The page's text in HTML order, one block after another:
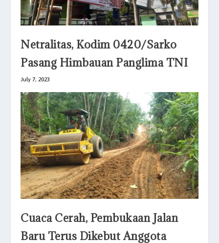
Netralitas, Kodim 0420/Sarko
Pasang Himbauan Panglima TNI
July 7, 2023
Cuaca Cerah, Pembukaan Jalan
Baru Terus Dikebut Anggota